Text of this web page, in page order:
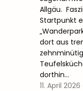
Allgäu.
Startpunkt
dort aus
dorthin…
11. April 2026